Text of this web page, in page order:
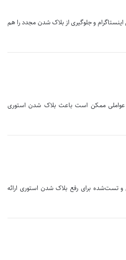
اینستاگرام و جلوگیری از بلاک شدن مجدد را هم
ممکن است باعث بلاک شدن استوری
و تست‌شده برای رفع بلاک شدن استوری ارائه